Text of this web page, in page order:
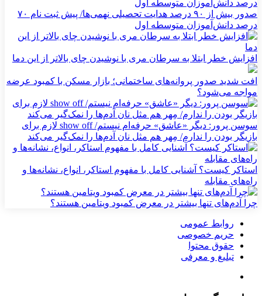
صدور بیش از ۹۰ درصد هدایت تحصیلی نهمی‌ها/ پیش ثبت نام ۷۰
درصد دانش‌آموزان متوسطه اول
افزایش خطر ابتلا به سرطان مری با نوشیدن چای بالاتر از این دما
افت شدید صدور پروانه‌های ساختمانی؛ بازار مسکن با کمبود عرضه
مواجه می‌شود؟
سوسن پرور: دیگر «عاشق» حرفه‌ام نیستم/ show off لازم برای
بازیگر بودن را ندارم/ مِهر هم مثل نان آدم‌ها را نمک‌گیر می‌کند
استاکر کیست؟ آشنایی کامل با مفهوم استاکر، انواع، نشانه‌ها و
راه‌های مقابله
چرا آدم‌های تنها بیشتر در معرض کمبود ویتامین هستند؟
روابط عمومی
حریم خصوصی
حقوق محتوا
تبلیغ و معرفی